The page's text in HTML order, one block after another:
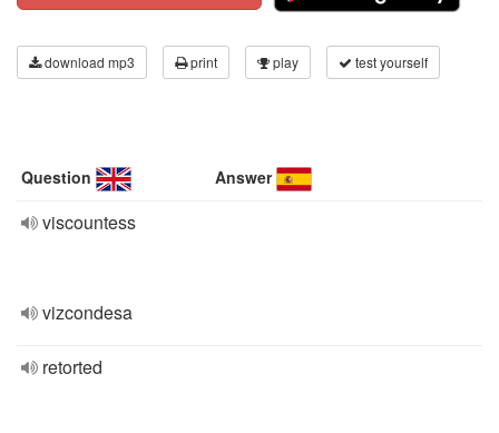
download mp3 print play test yourself
Question Answer
viscountess
vizcondesa
retorted